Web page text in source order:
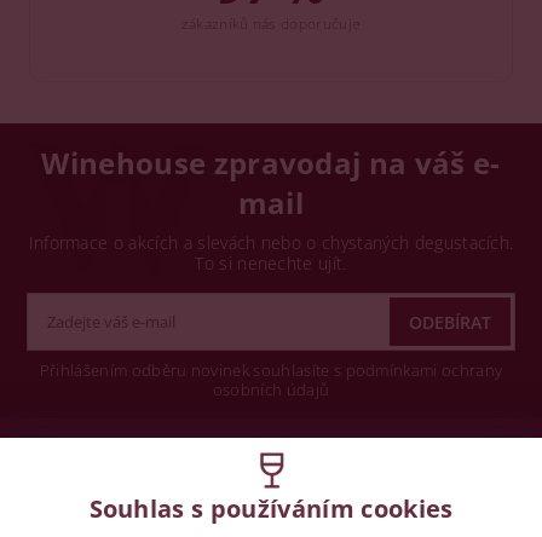
Winehouse zpravodaj na váš e-
mail
Informace o akcích a slevách nebo o chystaných degustacích.
To si nenechte ujít.
Přihlášením odběru novinek souhlasíte s podmínkami ochrany
osobních údajů
LegislativaSouhlas s používáním cookies